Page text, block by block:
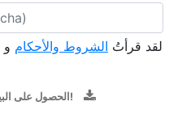
لقد قرأتُ الشروط والأحكام و
الحصول على البيانات والاتجاهات!